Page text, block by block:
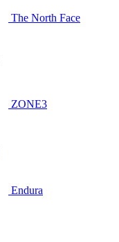
The North Face
ZONE3
Endura